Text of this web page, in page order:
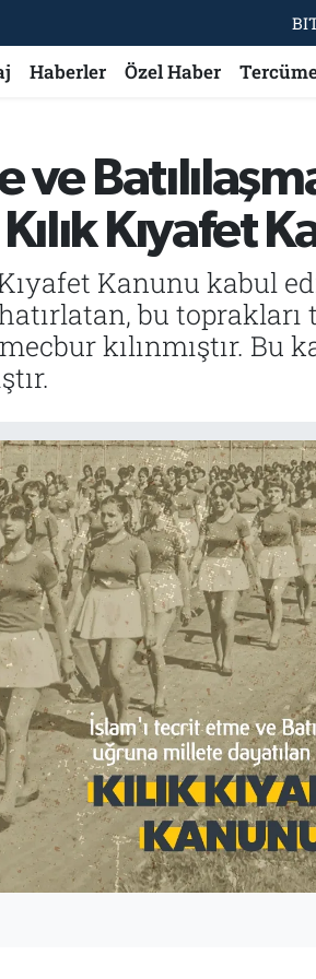
Haberler Özel Haber
ve
Kıyafet
Kanunu kabul
bu
kılınmıştır. Bu